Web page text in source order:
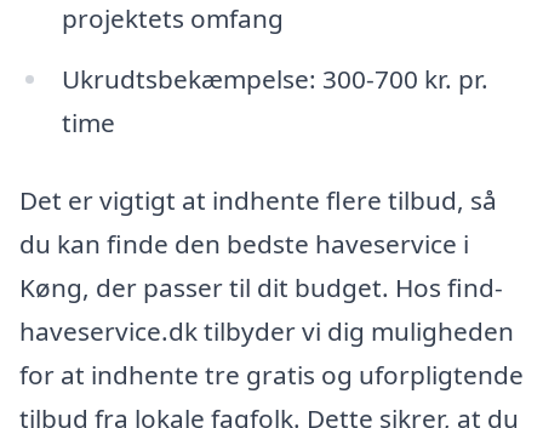
projektets omfang
Ukrudtsbekæmpelse: 300-700 kr. pr.
time
Det er vigtigt at indhente flere tilbud, så
du kan finde den bedste haveservice i
Køng, der passer til dit budget. Hos find-
haveservice.dk tilbyder vi dig muligheden
for at indhente tre gratis og uforpligtende
tilbud fra lokale fagfolk. Dette sikrer, at du